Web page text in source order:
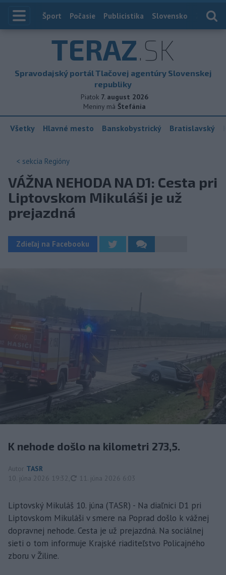
Index
Šport Počasie Publicistika Slovensko
TERAZ.SK
Spravodajský portál Tlačovej agentúry Slovenskej
republiky
Piatok 7. august 2026
Meniny má Štefánia
Všetky Hlavné mesto Banskobystrický Bratislavský
< sekcia Regióny
VÁŽNA NEHODA NA D1: Cesta pri
Liptovskom Mikuláši je už
prejazdná
Zdieľaj na Facebooku
K nehode došlo na kilometri 273,5.
Autor TASR
10. júna 2026 19:32
aktualizované
11. júna 2026 6:03
Liptovský Mikuláš 10. júna (TASR) - Na diaľnici D1 pri
Liptovskom Mikuláši v smere na Poprad došlo k vážnej
dopravnej nehode. Cesta je už prejazdná. Na sociálnej
sieti o tom informuje Krajské riaditeľstvo Policajného
zboru v Žiline.